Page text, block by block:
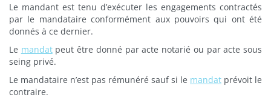
Le mandant est tenu d’exécuter les engagements contractés
par le mandataire conformément aux pouvoirs qui ont été
donnés à ce dernier.
Le mandatpeut être donné par acte notarié ou par acte sous
seing privé.
Le mandataire n’est pas rémunéré sauf si le mandat prévoit le
contraire.